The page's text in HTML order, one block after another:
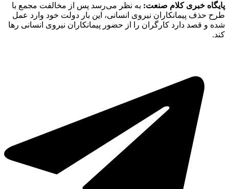
پایگاه خبری کلام صنعت: به نظر می‌رسد پس از مخالفت مجمع با
طرح حذف پیمانکاران نیروی انسانی، این بار دولت خود وارد عمل
شده و قصد دارد کارگران را از حضور پیمانکاران نیروی انسانی رها
کند.